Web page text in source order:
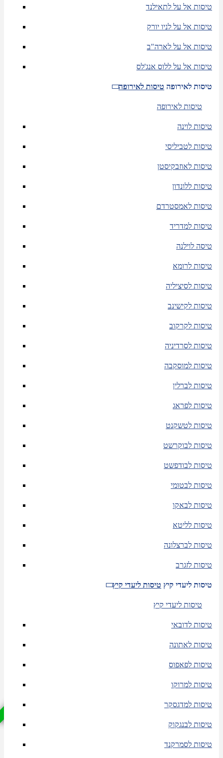
טיסות אל על לתאילנד
טיסות אל על לניו יורק
טיסות אל על לארה"ב
טיסות אל על ללוס אנג'לס
טיסות לאירופה טיסות לאירופה
טיסות לאירופה
טיסות לוינה
טיסות לטביליסי
טיסות לאוזבקיסטן
טיסות ללונדון
טיסות לאמסטרדם
טיסות למדריד
טיסה לוילנה
טיסות לרומא
טיסות לסיציליה
טיסות לקישינב
טיסות לקרקוב
טיסות לסרדיניה
טיסות למוסקבה
טיסות לברלין
טיסות לפראג
טיסות לטשקנט
טיסות לבוקרשט
טיסות לבודפשט
טיסות לבטומי
טיסות לבאקו
טיסות לליטא
טיסות לברצלונה
טיסות לזגרב
טיסות ליעדי קיץ טיסות ליעדי קיץ
טיסות ליעדי קיץ
טיסות לדובאי
טיסות לאתונה
טיסות לפאפוס
טיסות למרוקו
טיסות למדגסקר
טיסות לבנגקוק
טיסות לסמרקנד